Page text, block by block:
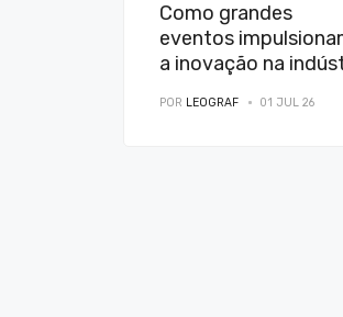
Como grandes
eventos
a inovação na
POR LEOGRAF 01 JUL 26